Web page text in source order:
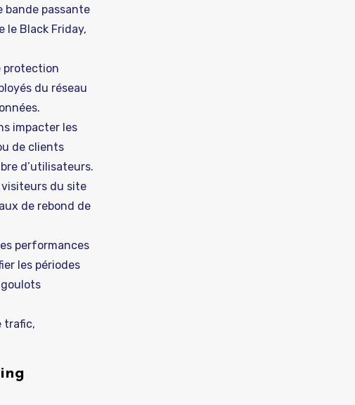
bande passante
le Black Friday,
protection
du réseau
impacter les
de clients
d’utilisateurs.
du site
de rebond de
performances
les périodes
trafic,